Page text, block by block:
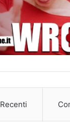
Recenti